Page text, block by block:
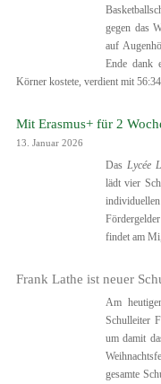
gegen das
auf
Ende dank
Körner kostete, verdient mit 56:34
Mit Erasmus+ für 2
13. Januar 2026
Das Lycée
lädt vier
findet am
Frank Lathe ist neuer
Am
Schulleiter
um damit
gesamte